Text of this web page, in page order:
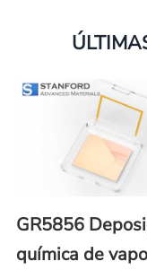
GR5856
química de